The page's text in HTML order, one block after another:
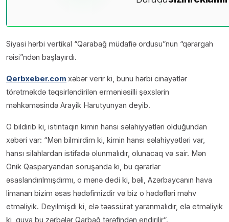
Siyasi hərbi vertikal “Qarabağ müdafiə ordusu”nun “qərargah
rəisi”ndən başlayırdı.
Qerbxeber.com xəbər verir ki, bunu hərbi cinayətlər
törətməkdə təqsirləndirilən erməniəsilli şəxslərin
məhkəməsində Arayik Harutyunyan deyib.
O bildirib ki, istintaqın kimin hansı səlahiyyətləri olduğundan
xəbəri var: “Mən bilmirdim ki, kimin hansı səlahiyyətləri var,
hansı silahlardan istifadə olunmalıdır, olunacaq və sair. Mən
Onik Qasparyandan soruşanda ki, bu qərarlar
əsaslandırılmışdırmı, o mənə dedi ki, bəli, Azərbaycanın hava
limanarı bizim əsas hədəfimizdir və biz o hədəfləri məhv
etməliyik. Deyilmişdi ki, elə təəssürat yaranmalıdır, elə etməliyik
ki, guya bu zərbələr Qarbağ tərəfindən endirilir”.